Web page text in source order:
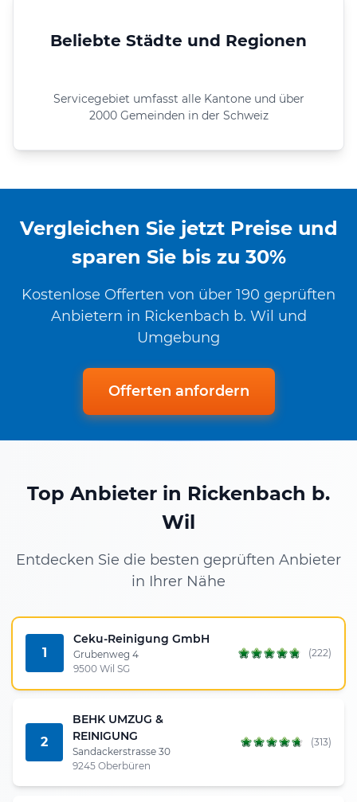
Beliebte Städte und Regionen
Servicegebiet umfasst alle Kantone und über
2000 Gemeinden in der Schweiz
Vergleichen Sie jetzt Preise und
sparen Sie bis zu 30%
Kostenlose Offerten von über 190 geprüften
Anbietern in Rickenbach b. Wil und
Umgebung
Offerten anfordern
Top Anbieter in Rickenbach b.
Wil
Entdecken Sie die besten geprüften Anbieter
in Ihrer Nähe
1
Ceku-Reinigung GmbH
Grubenweg 4
9500 Wil SG
(222)
2
BEHK UMZUG &
REINIGUNG
Sandackerstrasse 30
9245 Oberbüren
(313)